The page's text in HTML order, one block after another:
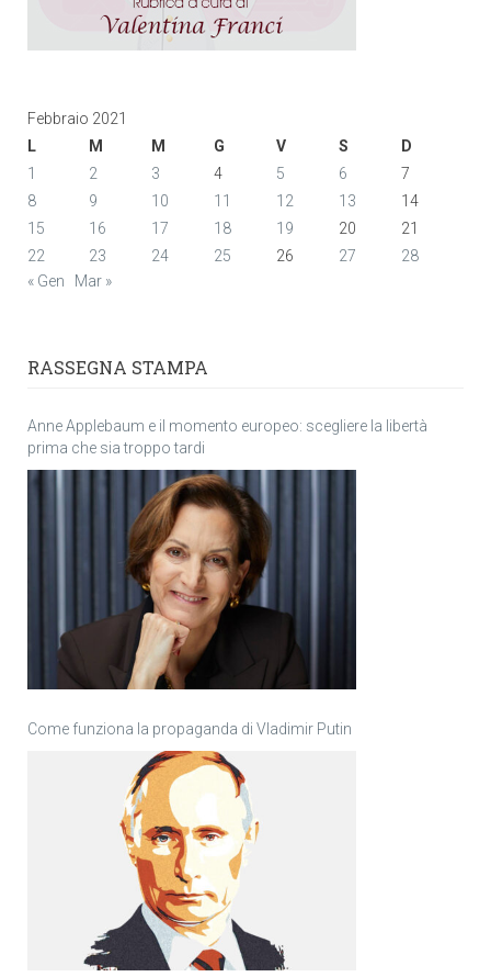
Febbraio 2021
L
M M G V S
D
1
2 3 4 5 6
7
8
9 10 11 12 13
14
15
16 17 18 19 20
21
22
23 24 25 26 27
28
« Gen
Mar »
RASSEGNA STAMPA
Anne Applebaum e il momento europeo: scegliere la libertà
prima che sia troppo tardi
Come funziona la propaganda di Vladimir Putin